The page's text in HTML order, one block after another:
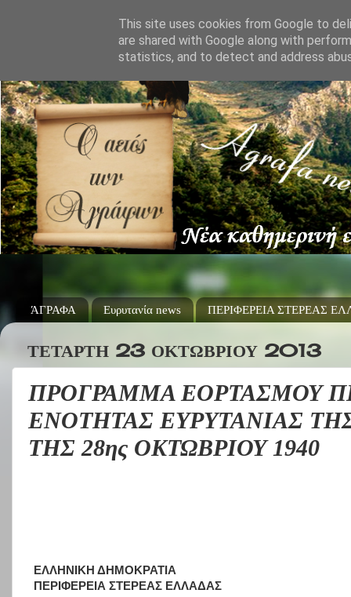
ΆΓΡΑΦΑ Ευρυτανία news ΠΕΡΙΦΕΡΕΙΑ ΣΤΕΡΕΑΣ
ΤΕΤΆΡΤΗ 23 ΟΚΤΩΒΡΊΟΥ 2013
ΠΡΟΓΡΑΜΜΑ ΕΟΡΤΑΣΜΟΥ
ΕΝΟΤΗΤΑΣ ΕΥΡΥΤΑΝΙΑΣ
ΤΗΣ 28ης ΟΚΤΩΒΡΙΟΥ 1940
ΕΛΛΗΝΙΚΗ ΔΗΜΟΚΡΑΤΙΑ
ΠΕΡΙΦΕΡΕΙΑ ΣΤΕΡΕΑΣ ΕΛΛΑΔΑΣ
This site uses cookies from Google to
are shared with Google along with
statistics, and to detect and address